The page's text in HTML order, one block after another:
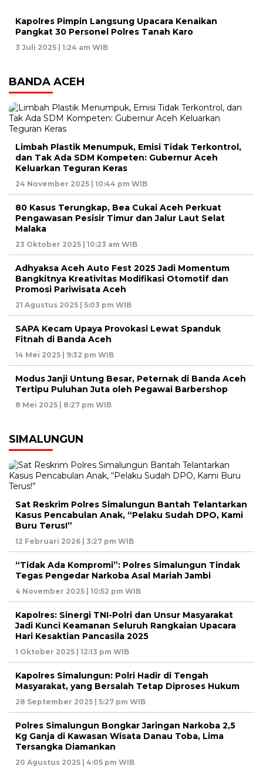
Kapolres Pimpin Langsung Upacara Kenaikan
Pangkat 30 Personel Polres Tanah Karo
3 Juli 2025 | 1:24 am WIB
BANDA ACEH
Limbah Plastik Menumpuk, Emisi Tidak Terkontrol,
dan Tak Ada SDM Kompeten: Gubernur Aceh
Keluarkan Teguran Keras
24 November 2025 | 10:44 pm WIB
80 Kasus Terungkap, Bea Cukai Aceh Perkuat
Pengawasan Pesisir Timur dan Jalur Laut Selat
Malaka
23 Oktober 2025 | 10:23 am WIB
Adhyaksa Aceh Auto Fest 2025 Jadi Momentum
Bangkitnya Kreativitas Modifikasi Otomotif dan
Promosi Pariwisata Aceh
21 Agustus 2025 | 5:03 pm WIB
SAPA Kecam Upaya Provokasi Lewat Spanduk
Fitnah di Banda Aceh
14 Mei 2025 | 9:32 pm WIB
Modus Janji Untung Besar, Peternak di Banda Aceh
Tertipu Puluhan Juta oleh Pegawai Barbershop
8 Mei 2025 | 8:27 pm WIB
SIMALUNGUN
Sat Reskrim Polres Simalungun Bantah Telantarkan
Kasus Pencabulan Anak, “Pelaku Sudah DPO, Kami
Buru Terus!”
12 Februari 2026 | 3:27 pm WIB
“Tidak Ada Kompromi”: Polres Simalungun Tindak
Tegas Pengedar Narkoba Asal Mariah Jambi
4 November 2025 | 10:52 pm WIB
Kapolres: Sinergi TNI-Polri dan Unsur Masyarakat
Jadi Kunci Keamanan Seluruh Rangkaian Upacara
Hari Kesaktian Pancasila 2025
1 Oktober 2025 | 12:13 pm WIB
Kapolres Simalungun: Polri Hadir di Tengah
Masyarakat, yang Bersalah Tetap Diproses Hukum
28 September 2025 | 5:27 pm WIB
Polres Simalungun Bongkar Jaringan Narkoba 2,5
Kg Ganja di Kawasan Wisata Danau Toba, Lima
Tersangka Diamankan
20 Agustus 2025 | 4:05 pm WIB